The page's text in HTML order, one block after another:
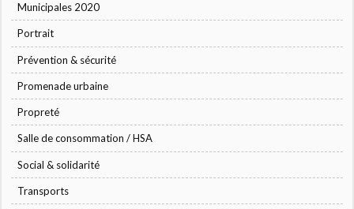
Municipales 2020
Portrait
Prévention & sécurité
Promenade urbaine
Propreté
Salle de consommation / HSA
Social & solidarité
Transports